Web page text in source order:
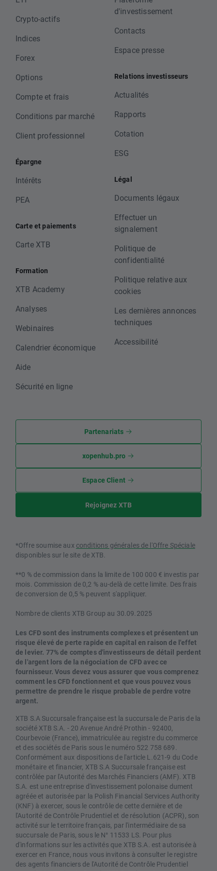
Crypto-actifs
Indices
Forex
Options
Compte et frais
Conditions par marché
Client professionnel
Épargne
Intérêts
PEA
Carte et paiements
Carte XTB
Formation
XTB Academy
Analyses
Webinaires
Calendrier économique
Aide
Sécurité en ligne
d'investissement
Contacts
Espace presse
Relations investisseurs
Actualités
Rapports
Cotation
ESG
Légal
Documents légaux
Effectuer un
signalement
Politique de
confidentialité
Politique relative aux
cookies
Les dernières annonces
techniques
Accessibilité
Partenariats
xopenhub.pro
Espace Client
Rejoignez XTB
*Offre soumise aux conditions générales de l'Offre Spéciale
disponibles sur le site de XTB.
**0 % de commission dans la limite de 100 000 € investis par
mois. Commission de 0,2 % au-delà de cette limite. Des frais
de conversion de 0,5 % peuvent s'appliquer.
Nombre de clients XTB Group au 30.09.2025
Les CFD sont des instruments complexes et présentent un
risque élevé de perte rapide en capital en raison de l'effet
de levier. 77% de comptes d'investisseurs de détail perdent
de l'argent lors de la négociation de CFD avec ce
fournisseur. Vous devez vous assurer que vous comprenez
comment les CFD fonctionnent et que vous pouvez vous
permettre de prendre le risque probable de perdre votre
argent.
XTB S.A Succursale française est la succursale de Paris de la
société XTB S.A. - 20 Avenue André Prothin - 92400,
Courbevoie (France), immatriculée au registre du commerce
et des sociétés de Paris sous le numéro 522 758 689.
Conformément aux dispositions de l'article L.621-9 du Code
monétaire et financier, XTB S.A Succursale française est
contrôlée par l'Autorité des Marchés Financiers (AMF). XTB
S.A. est une entreprise d'investissement polonaise dument
agréée et autorisée par la Polish Financial Services Authority
(KNF) à exercer, sous le contrôle de cette dernière et de
l'Autorité de Contrôle Prudentiel et de résolution (ACPR), son
activité sur le territoire français, par l'intermédiaire de sa
succursale de Paris, sous le N° 11533 LS. Pour plus
d'informations sur les activités que XTB S.A. est autorisée à
exercer en France, nous vous invitons à consulter le registre
des agents financiers de l'Autorité de Contrôle Prudentiel